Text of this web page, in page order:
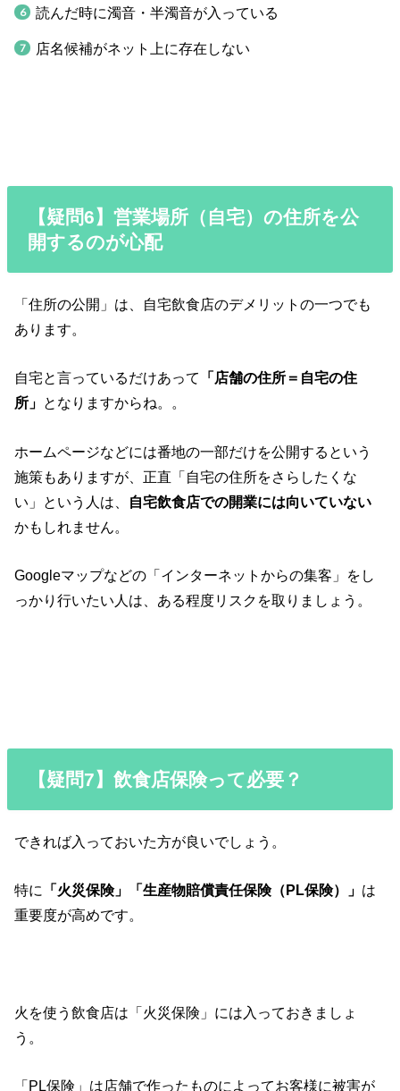
読んだ時に濁音・半濁音が入っている
店名候補がネット上に存在しない
【疑問6】営業場所（自宅）の住所を公
開するのが心配
「住所の公開」は、自宅飲食店のデメリットの一つでも
あります。
自宅と言っているだけあって
「店舗の住所＝自宅の住
所」 となりますからね。。
ホームページなどには番地の一部だけを公開するという
施策もありますが、正直「自宅の住所をさらしたくな
い」という人は、 自宅飲食店での開業には向いていない
かもしれません。
Googleマップなどの「インターネットからの集客」をし
っかり行いたい人は、ある程度リスクを取りましょう。
【疑問7】飲食店保険って必要？
できれば入っておいた方が良いでしょう。
特に 「火災保険」「生産物賠償責任保険（PL保険）」 は
重要度が高めです。
火を使う飲食店は「火災保険」には入っておきましょ
う。
「PL保険」は店舗で作ったものによってお客様に被害が